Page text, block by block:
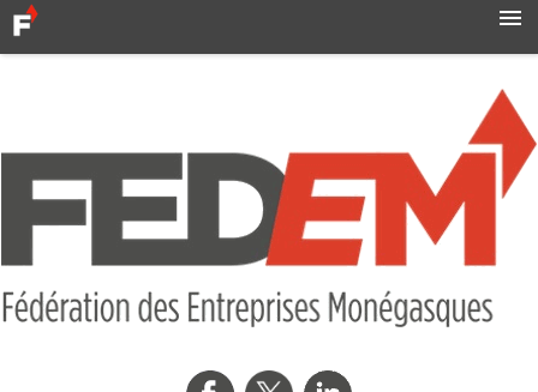
MBN
Formation professionnelle